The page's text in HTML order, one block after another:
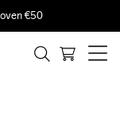
€50